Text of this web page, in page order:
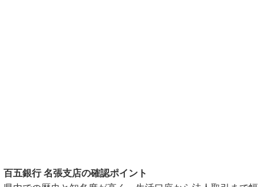
百五銀行 名張支店の確認ポイント